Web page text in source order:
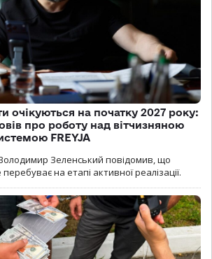
очікуються на початку 2027 року:
про роботу над вітчизняною
FREYJA
Зеленський повідомив, що
на етапі активної реалізації.